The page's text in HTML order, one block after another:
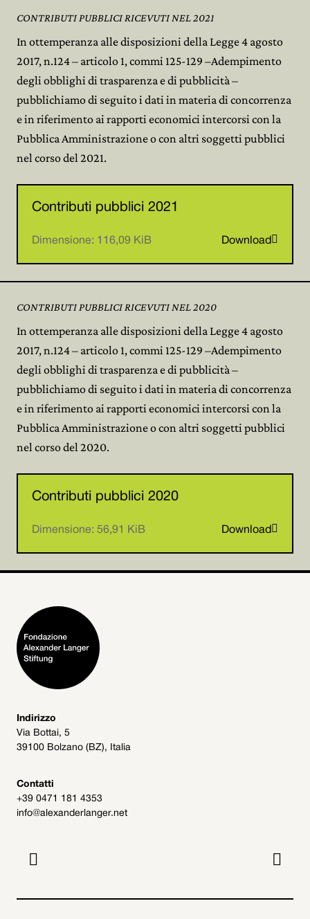
CONTRIBUTI PUBBLICI RICEVUTI NEL 2021
In ottemperanza alle disposizioni della Legge 4 agosto
2017, n.124 – articolo 1, commi 125-129 –Adempimento
degli obblighi di trasparenza e di pubblicità –
pubblichiamo di seguito i dati in materia di concorrenza
e in riferimento ai rapporti economici intercorsi con la
Pubblica Amministrazione o con altri soggetti pubblici
nel corso del 2021.
Contributi pubblici 2021
Dimensione: 116,09 KiB Download 
CONTRIBUTI PUBBLICI RICEVUTI NEL 2020
In ottemperanza alle disposizioni della Legge 4 agosto
2017, n.124 – articolo 1, commi 125-129 –Adempimento
degli obblighi di trasparenza e di pubblicità –
pubblichiamo di seguito i dati in materia di concorrenza
e in riferimento ai rapporti economici intercorsi con la
Pubblica Amministrazione o con altri soggetti pubblici
nel corso del 2020.
Contributi pubblici 2020
Dimensione: 56,91 KiB Download 
Indirizzo
Via Bottai, 5
39100 Bolzano (BZ), Italia
Contatti
+39 0471 181 4353
info@alexanderlanger.net
 